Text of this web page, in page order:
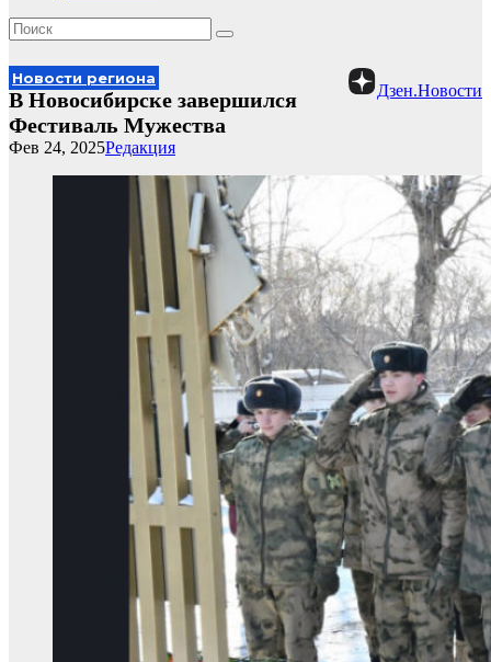
Дзен.Новости
Новости региона
В Новосибирске завершился
Фестиваль Мужества
Редакция
Фев 24, 2025